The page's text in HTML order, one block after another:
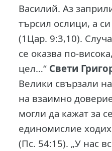
Василий. Аз
търсил ослици, а
(1Цар. 9:3,10).
се оказва по-
цел…“ Свети
Велики свързали
на взаимно
могли да кажат за
единомислие
(Пс. 54:15). „У нас